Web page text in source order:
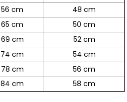
56 cm
48 cm
65 cm
50 cm
69 cm
52 cm
74 cm
54 cm
78 cm
56 cm
84 cm 58 cm